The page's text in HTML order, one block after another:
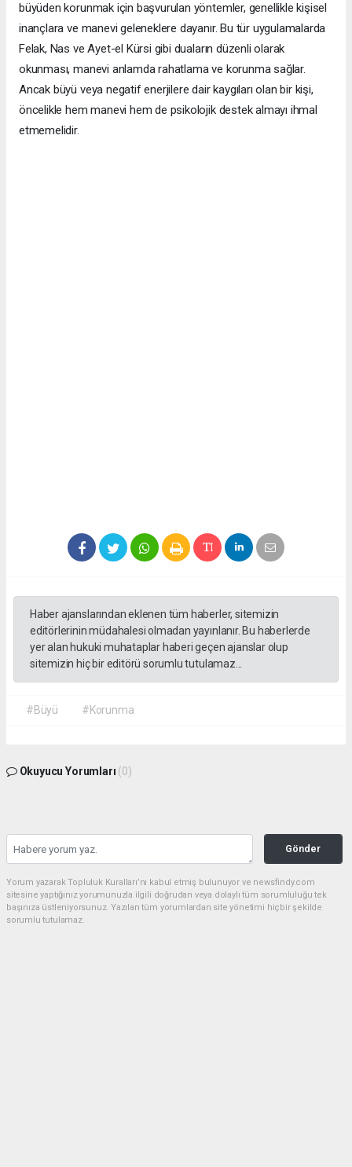
büyüden korunmak için başvurulan yöntemler, genellikle kişisel
inançlara ve manevi geleneklere dayanır. Bu tür uygulamalarda
Felak, Nas ve Ayet-el Kürsi gibi duaların düzenli olarak
okunması, manevi anlamda rahatlama ve korunma sağlar.
Ancak büyü veya negatif enerjilere dair kaygıları olan bir kişi,
öncelikle hem manevi hem de psikolojik destek almayı ihmal
etmemelidir.
Haber ajanslarından eklenen tüm haberler, sitemizin
editörlerinin müdahalesi olmadan yayınlanır. Bu haberlerde
yer alan hukuki muhataplar haberi geçen ajanslar olup
sitemizin hiç bir editörü sorumlu tutulamaz...
#Büyü #Korunma
Okuyucu Yorumları (0)
Gönder
Yorum yazarak Topluluk Kuralları’nı kabul etmiş bulunuyor ve newsfindy.com
sitesine yaptığınız yorumunuzla ilgili doğrudan veya dolaylı tüm sorumluluğu tek
başınıza üstleniyorsunuz. Yazılan tüm yorumlardan site yönetimi hiçbir şekilde
sorumlu tutulamaz.